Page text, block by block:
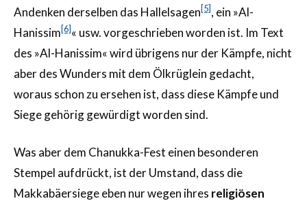
Andenken derselben das Hallelsagen[5], ein »Al-
Hanissim[6]« usw. vorgeschrieben worden ist. Im Text
des »Al-Hanissim« wird übrigens nur der Kämpfe, nicht
aber des Wunders mit dem Ölkrüglein gedacht,
woraus schon zu ersehen ist, dass diese Kämpfe und
Siege gehörig gewürdigt worden sind.
Was aber dem Chanukka-Fest einen besonderen
Stempel aufdrückt, ist der Umstand, dass die
Makkabäersiege eben nur wegen ihres religiösen